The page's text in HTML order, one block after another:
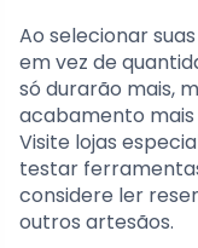
Ao selecionar
em vez de
só durarão mais,
acabamento mais
Visite lojas
testar
considere ler
outros artesãos.